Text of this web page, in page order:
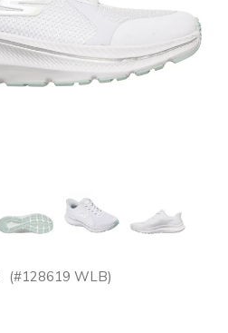
(#128619 WLB)